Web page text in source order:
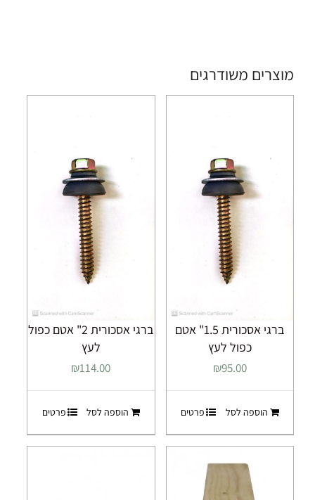
מוצרים משודרגים
ברגי אסכורית 1.5" אטם
כפול לעץ
₪95.00
הוספה לסל פרטים
ברגי אסכורית 2" אטם כפול
לעץ
₪114.00
הוספה לסל פרטים